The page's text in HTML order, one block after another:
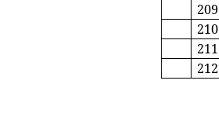
209
210
211
212